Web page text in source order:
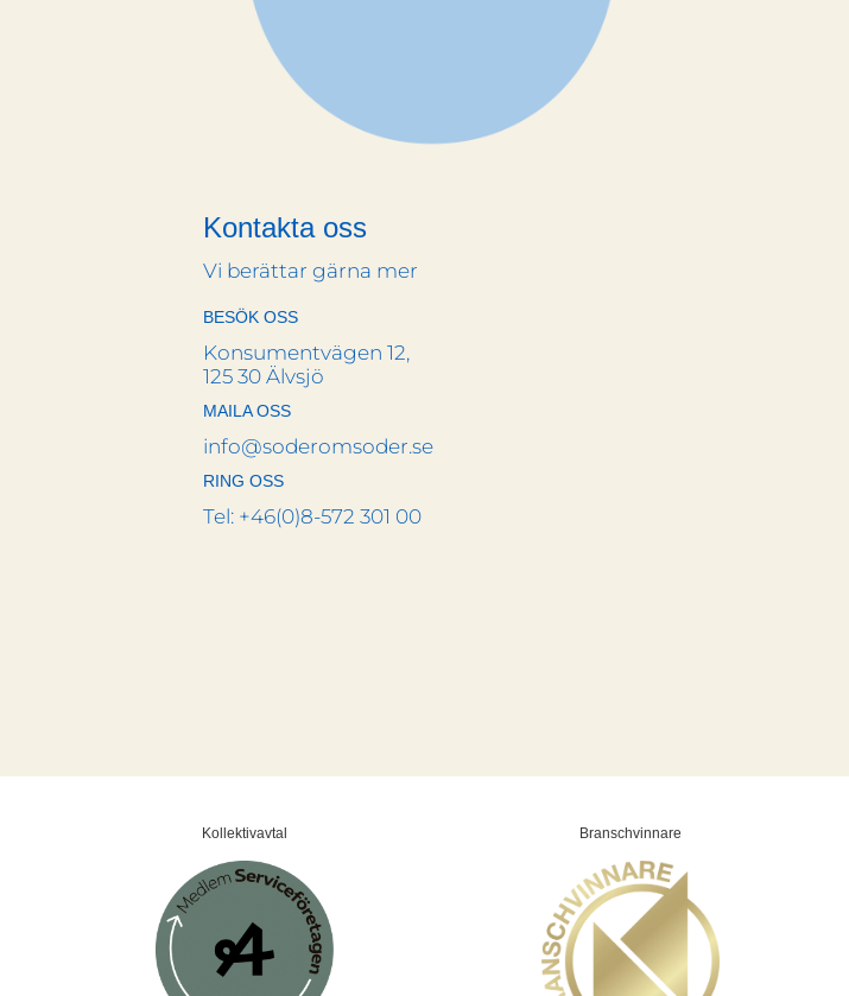
Kontakta oss
Vi berättar gärna mer
BESÖK OSS
Konsumentvägen 12,
125 30 Älvsjö
MAILA OSS
info@soderomsoder.se
RING OSS
Tel: +46(0)8-572 301 00
Kollektivavtal Branschvinnare